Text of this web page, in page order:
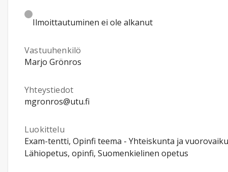
Ilmoittautuminen ei ole alkanut
Vastuuhenkilö
Marjo Grönros
Yhteystiedot
mgronros@utu.fi
Luokittelu
Exam-tentti, Opinfi teema - Yhteiskunta ja
Lähiopetus, opinfi, Suomenkielinen opetus